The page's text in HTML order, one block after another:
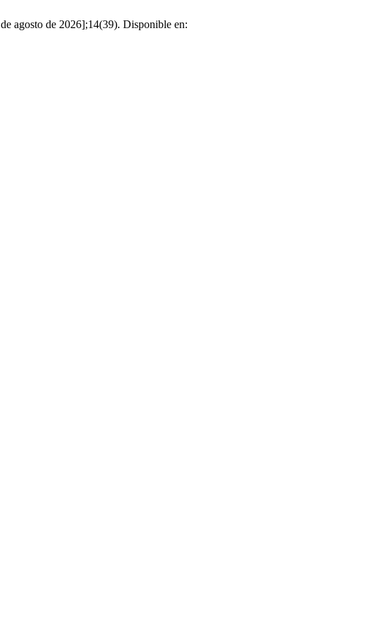
agosto de 2026];14(39). Disponible en: